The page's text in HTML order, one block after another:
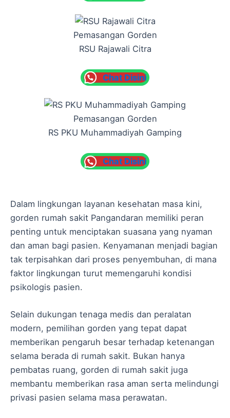
Pemasangan Gorden
RSU Rajawali Citra
Chat Disini
Pemasangan Gorden
RS PKU Muhammadiyah Gamping
Chat Disini
Dalam lingkungan layanan kesehatan masa kini,
gorden rumah sakit Pangandaran memiliki peran
penting untuk menciptakan suasana yang nyaman
dan aman bagi pasien. Kenyamanan menjadi bagian
tak terpisahkan dari proses penyembuhan, di mana
faktor lingkungan turut memengaruhi kondisi
psikologis pasien.
Selain dukungan tenaga medis dan peralatan
modern, pemilihan gorden yang tepat dapat
memberikan pengaruh besar terhadap ketenangan
selama berada di rumah sakit. Bukan hanya
pembatas ruang, gorden di rumah sakit juga
membantu memberikan rasa aman serta melindungi
privasi pasien selama masa perawatan.